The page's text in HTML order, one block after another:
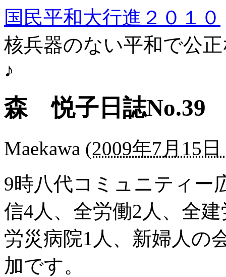
国民平和大行進２０１０
核兵器のない平和で公
♪
森 悦子日誌No.39
Maekawa (2009年7月15日
9時八代コミュニティー
信4人、全労働2人、全
労災病院1人、新婦人の
加です。